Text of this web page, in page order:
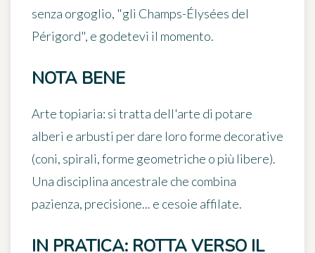
senza orgoglio, "gli Champs-Élysées del
Périgord", e godetevi il momento.
NOTA BENE
Arte topiaria: si tratta dell'arte di potare
alberi e arbusti per dare loro forme decorative
(coni, spirali, forme geometriche o più libere).
Una disciplina ancestrale che combina
pazienza, precisione... e cesoie affilate.
IN PRATICA: ROTTA VERSO IL